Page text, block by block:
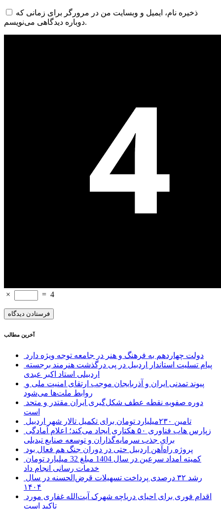
ذخیره نام، ایمیل و وبسایت من در مرورگر برای زمانی که
دوباره دیدگاهی می‌نویسم.
× = 4
آخرین مطالب
دولت چهاردهم به فرهنگ و هنر در جامعه توجه ویژه دارد
اردبیلی استاد اکبر عبدی
روابط ملت‌ها می‌شود
است
تامین ۲۳۰میلیارد تومان برای تکمیل تالار شهر اردبیل
برای جذب سرمایه‌گذاران و توسعه صنایع تبدیلی
پروژه راه‌آهن اردبیل حتی در دوران جنگ هم فعال بود
خدمات رسانی انجام داد
۱۴۰۴
تاکید است